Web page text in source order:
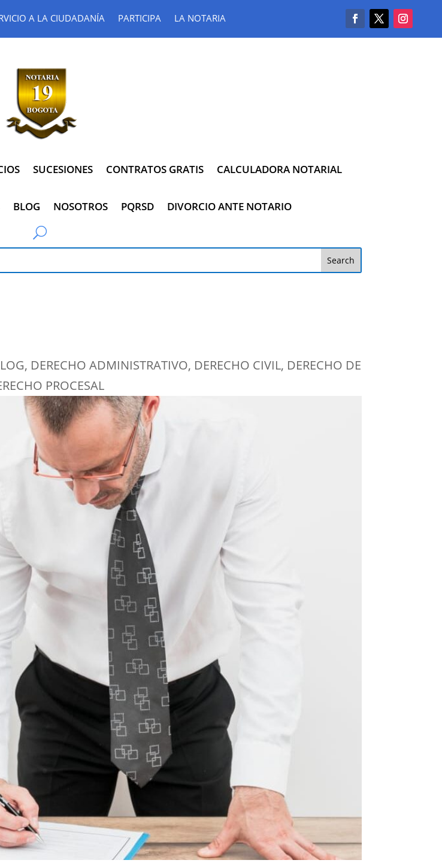
A LA CIUDADANÍA PARTICIPA LA NOTARIA
SUCESIONES CONTRATOS GRATIS CALCULADORA NOTARIAL
BLOG NOSOTROS PQRSD DIVORCIO ANTE NOTARIO
, DERECHO ADMINISTRATIVO, DERECHO CIVIL, DERECHO DE
PROCESAL